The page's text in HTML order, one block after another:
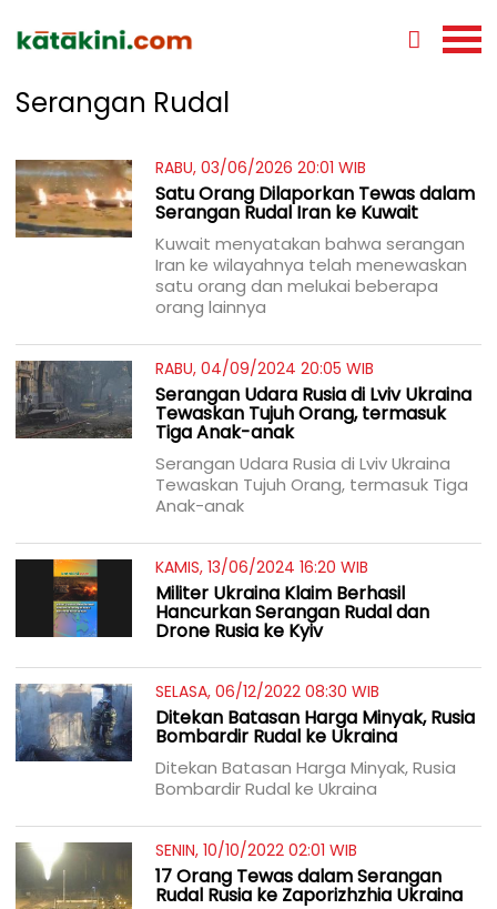
Serangan Rudal
RABU, 03/06/2026 20:01 WIB
Satu Orang Dilaporkan Tewas dalam
Serangan Rudal Iran ke Kuwait
Kuwait menyatakan bahwa serangan
Iran ke wilayahnya telah menewaskan
satu orang dan melukai beberapa
orang lainnya
RABU, 04/09/2024 20:05 WIB
Serangan Udara Rusia di Lviv Ukraina
Tewaskan Tujuh Orang, termasuk
Tiga Anak-anak
Serangan Udara Rusia di Lviv Ukraina
Tewaskan Tujuh Orang, termasuk Tiga
Anak-anak
KAMIS, 13/06/2024 16:20 WIB
Militer Ukraina Klaim Berhasil
Hancurkan Serangan Rudal dan
Drone Rusia ke Kyiv
SELASA, 06/12/2022 08:30 WIB
Ditekan Batasan Harga Minyak, Rusia
Bombardir Rudal ke Ukraina
Ditekan Batasan Harga Minyak, Rusia
Bombardir Rudal ke Ukraina
SENIN, 10/10/2022 02:01 WIB
17 Orang Tewas dalam Serangan
Rudal Rusia ke Zaporizhzhia Ukraina